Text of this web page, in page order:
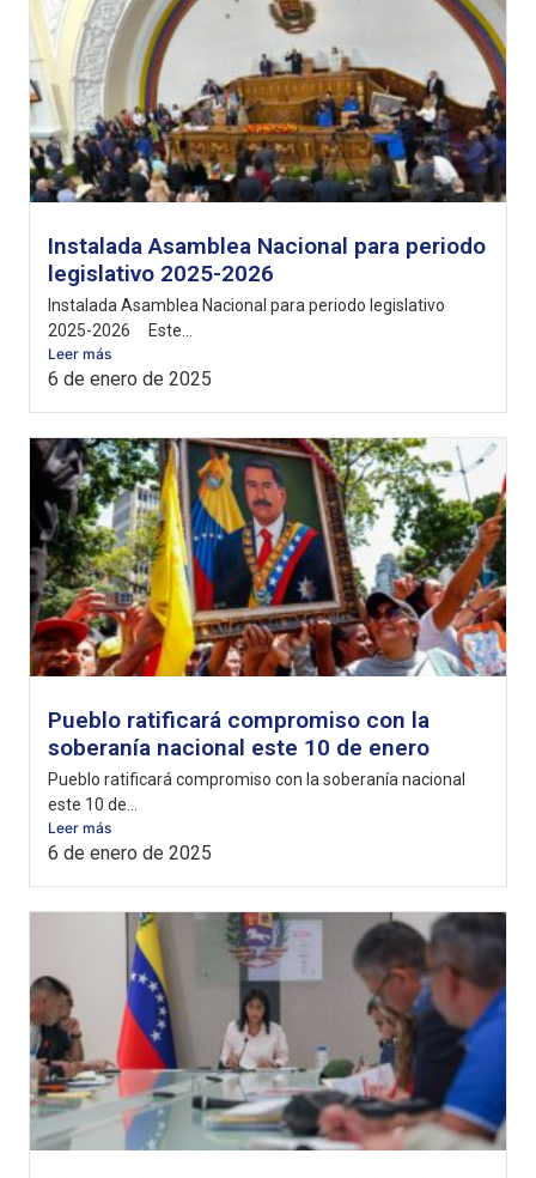
Instalada Asamblea Nacional para periodo
legislativo 2025-2026
Instalada Asamblea Nacional para periodo legislativo
2025-2026 Este...
Leer más
6 de enero de 2025
Pueblo ratificará compromiso con la
soberanía nacional este 10 de enero
Pueblo ratificará compromiso con la soberanía nacional
este 10 de...
Leer más
6 de enero de 2025